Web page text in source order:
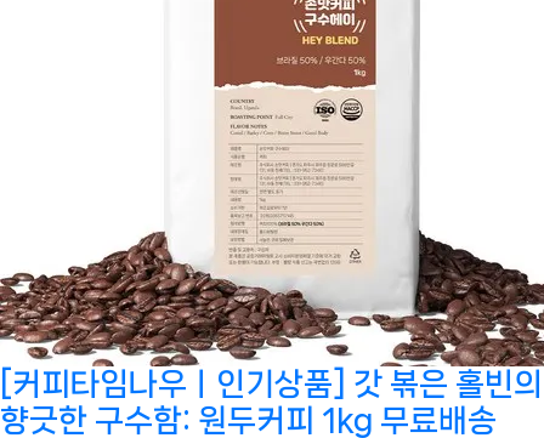
[커피타임나우ㅣ인기상품] 갓 볶은 홀빈의
향긋한 구수함: 원두커피 1kg 무료배송